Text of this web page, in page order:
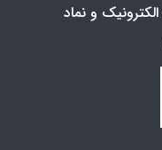
الکترونیک و نماد